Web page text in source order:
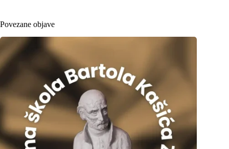
Povezane objave